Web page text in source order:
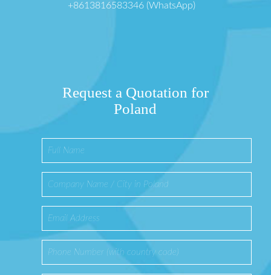
+8613816583346 (WhatsApp)
Request a Quotation for
Poland